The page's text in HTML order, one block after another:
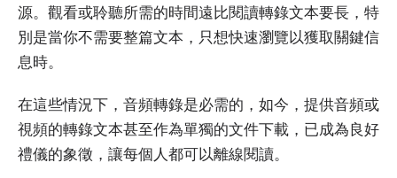
源。觀看或聆聽所需的時間遠比閱讀轉錄文本要長，特
別是當你不需要整篇文本，只想快速瀏覽以獲取關鍵信
息時。
在這些情況下，音頻轉錄是必需的，如今，提供音頻或
視頻的轉錄文本甚至作為單獨的文件下載，已成為良好
禮儀的象徵，讓每個人都可以離線閱讀。